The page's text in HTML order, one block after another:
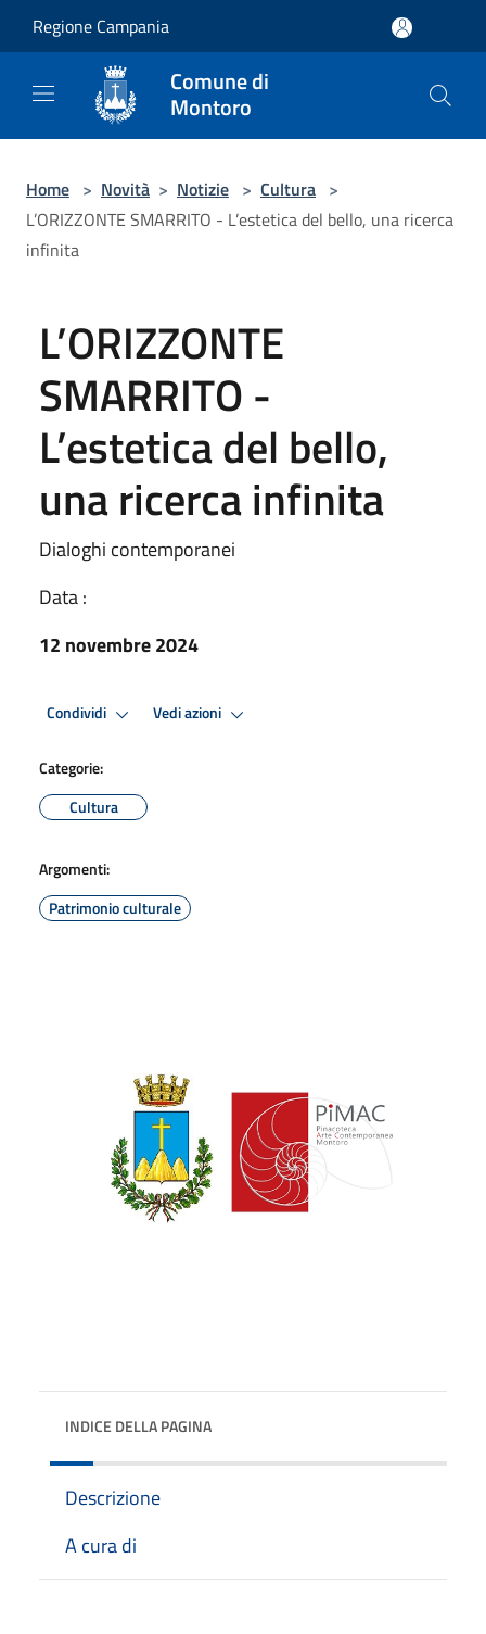
Regione Campania
Comune di
Montoro
Home > Novità > Notizie > Cultura >
L’ORIZZONTE SMARRITO - L’estetica del bello, una ricerca
infinita
L’ORIZZONTE
SMARRITO -
L’estetica del bello,
una ricerca infinita
Dialoghi contemporanei
Data :
12 novembre 2024
Condividi Vedi azioni
Categorie:
Cultura
Argomenti:
Patrimonio culturale
INDICE DELLA PAGINA
Descrizione
A cura di